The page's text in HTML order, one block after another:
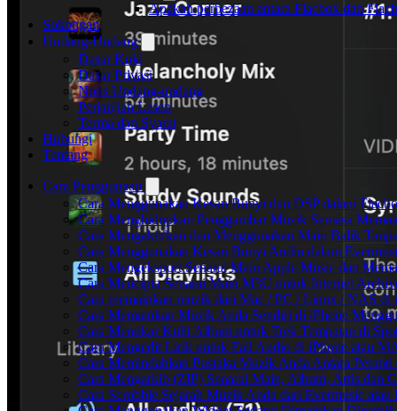
Apakah perbezaan antara Flacbox dan
Sokongan
Undang-Undang
Dasar Kuki
Dasar Privasi
Notis Undang-undang
Perjanjian Lesen
Terma dan Syarat
Hubungi
Tentang
Cara Penggunaan
Cara Menggunakan Kesan Bunyi dan DSP dalam
Cara Menghidupkan Penggambar Muzik Semasa
Cara Mengaktifkan dan Menggunakan Main Balik
Cara Menggunakan Kesan Bunyi Audio dalam
Cara Mengeksport Senarai Main Apple Music dan
Cara Mencipta Senarai Main M3U untuk Internet
Cara memainkan muzik dari Mac / PC / Linux / NAS
Cara Memainkan Muzik Anda Sendiri di iPhone
Cara Menukar Kulit Album untuk Trek Tempatan di
Cara Mengedit Lirik untuk Fail Audio di iPhone atau
Cara Memindahkan Pustaka Muzik Anda Antara
Cara Mengarkib (ZIP) Senarai Main, Album, Artis dan
Cara Scrobble Sejarah Muzik Anda dari Evermusic